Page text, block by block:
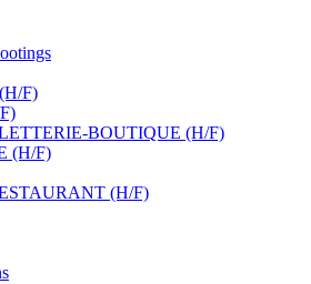
F)
BOUTIQUE (H/F)
(H/F)
(H/F)